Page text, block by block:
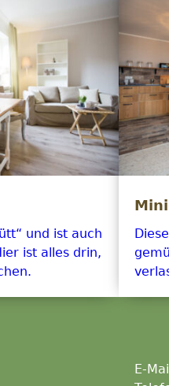
und ist auch
ist alles drin,
E-